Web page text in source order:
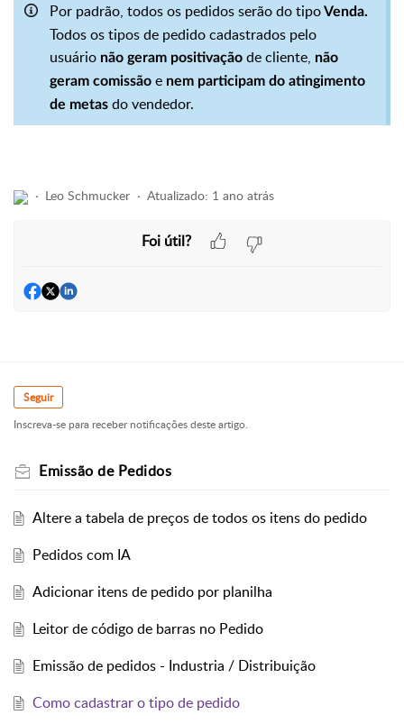
Por padrão, todos os pedidos serão do tipoVenda.
Todos os tipos de pedido cadastrados pelo
usuário não geram positivação de cliente, não
geram comissão e nem participam do atingimento
de metas do vendedor.
Leo Schmucker Atualizado: 1 ano atrás
Foi útil?
Seguir
Inscreva-se para receber notificações deste artigo.
Emissão de Pedidos
Altere a tabela de preços de todos os itens do pedido
Pedidos com IA
Adicionar itens de pedido por planilha
Leitor de código de barras no Pedido
Emissão de pedidos - Industria / Distribuição
Como cadastrar o tipo de pedido